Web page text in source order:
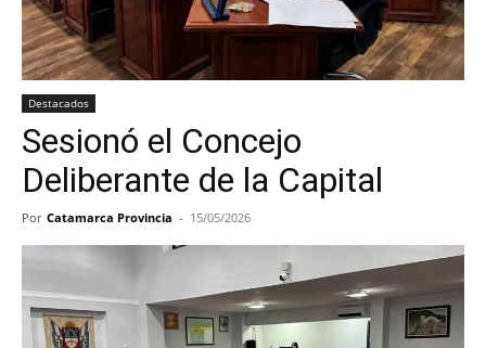
Destacados
Sesionó el Concejo
Deliberante de la Capital
Por Catamarca Provincia - 15/05/2026